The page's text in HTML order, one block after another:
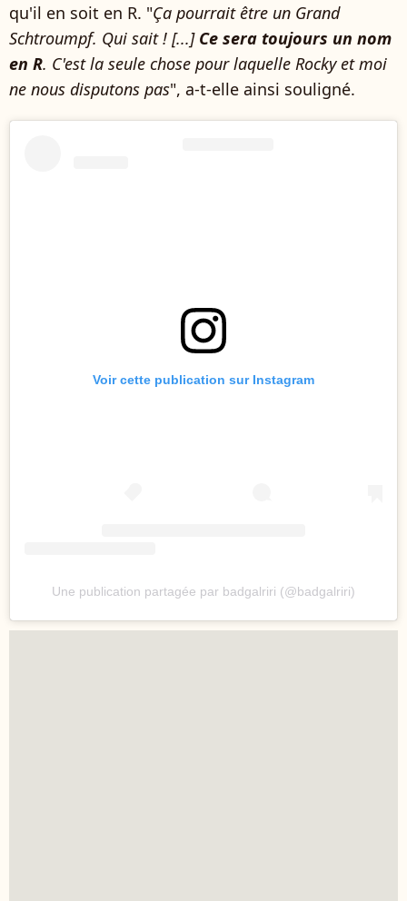
qu'il en soit en R. "Ça pourrait être un Grand
Schtroumpf. Qui sait ! [...] Ce sera toujours un nom
en R. C'est la seule chose pour laquelle Rocky et moi
ne nous disputons pas", a-t-elle ainsi souligné.
Voir cette publication sur Instagram
Une publication partagée par badgalriri (@badgalriri)